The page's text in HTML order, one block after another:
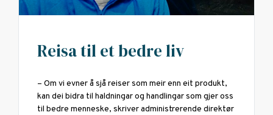
Reisa til et bedre liv
– Om vi evner å sjå reiser som meir enn eit produkt,
kan dei bidra til haldningar og handlingar som gjer oss
til bedre menneske, skriver administrerende direktør